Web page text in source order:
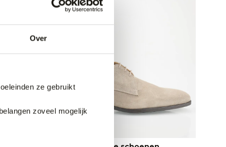
Over
ze gebruikt
zoveel mogelijk